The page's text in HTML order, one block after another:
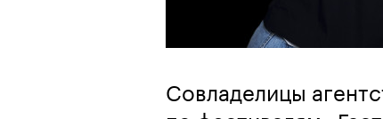
Совладелицы